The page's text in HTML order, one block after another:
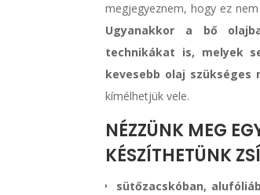
megjegyeznem, hogy ez
Ugyanakkor a bő
technikákat is, melyek
kevesebb olaj szükséges
kímélhetjük vele.
NÉZZÜNK MEG
KÉSZÍTHETÜNK
sütőzacskóban,